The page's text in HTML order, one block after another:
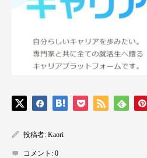
投稿者: Kaori
コメント: 0